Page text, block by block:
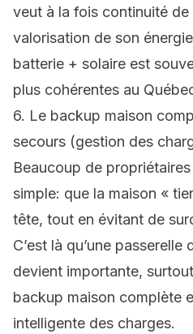
veut à la fois continuité
valorisation de son
batterie + solaire est
plus cohérentes au
6. Le backup maison
secours (gestion des
Beaucoup de
simple: que la maison «
tête, tout en évitant de
C’est là qu’une
devient importante,
backup maison complète
intelligente des charges.